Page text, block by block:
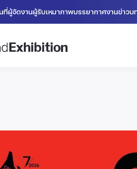
ที่ผู้จัดงานผู้รับเหมาภาพบรรยากาศงานข่าวบ